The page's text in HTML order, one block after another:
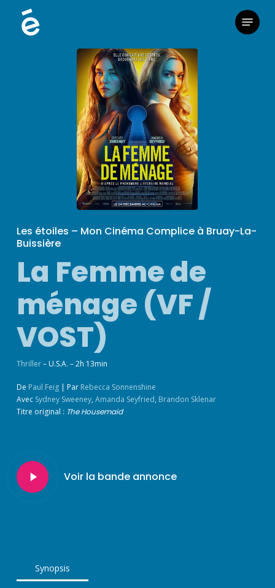
Menu
Les étoiles – Mon Cinéma Complice à Bruay-La-
Buissière
La Femme de
ménage (VF /
VOST)
Thriller– U.S.A. – 2h 13min
De Paul Feig | Par Rebecca Sonnenshine
Avec Sydney Sweeney,Amanda Seyfried, Brandon Sklenar
Titre original : The Housemaid
Play
Video
Voir la bande annonce
Synopsis